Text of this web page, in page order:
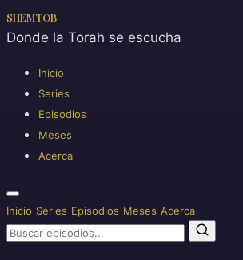
SHEMTOB
Donde la Torah se escucha
Inicio
Series
Episodios
Meses
Acerca
Inicio Series Episodios Meses Acerca